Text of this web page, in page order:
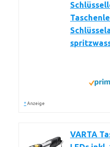
* Anzeige
VARTA